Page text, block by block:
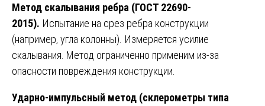
Метод скалывания ребра (ГОСТ 22690-
2015). Испытание на срез ребра конструкции
(например, угла колонны). Измеряется усилие
скалывания. Метод ограниченно применим из-за
опасности повреждения конструкции.
Ударно-импульсный метод (склерометры типа